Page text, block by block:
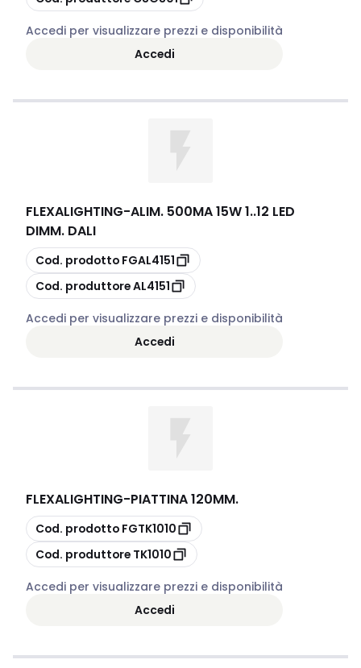
Accedi per visualizzare prezzi e disponibilità
Accedi
FLEXALIGHTING-ALIM. 500MA 15W 1..12 LED
DIMM. DALI
copia
Cod. prodotto FGAL4151
copia
Cod. produttoreAL4151
Accedi per visualizzare prezzi e disponibilità
Accedi
FLEXALIGHTING-PIATTINA 120MM.
copia
Cod. prodotto FGTK1010
copia
Cod. produttore TK1010
Accedi per visualizzare prezzi e disponibilità
Accedi